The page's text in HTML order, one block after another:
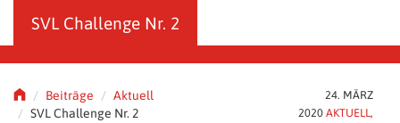
SVL Challenge Nr. 2
Beiträge
Aktuell
SVL Challenge Nr. 2
24. MÄRZ
2020 AKTUELL,